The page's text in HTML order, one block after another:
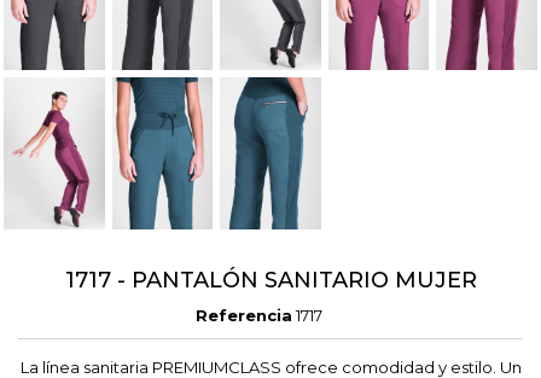
1717 - PANTALÓN SANITARIO MUJER
Referencia 1717
La línea sanitaria PREMIUMCLASS ofrece comodidad y estilo. Un